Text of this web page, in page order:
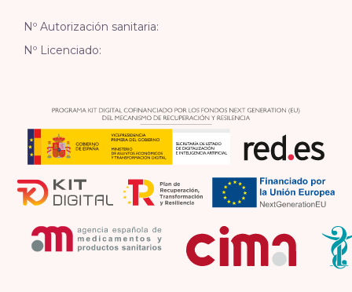
Nº Autorización sanitaria:
Nº Licenciado: